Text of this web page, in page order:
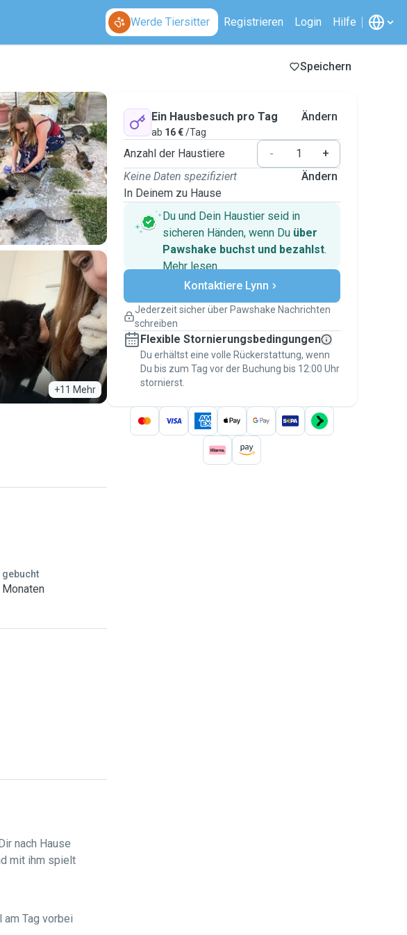
Werde Tiersitter Registrieren Login Hilfe
Speichern
+11 Mehr
gebucht
nach Hause
mit ihm spielt
Tag vorbei
Ein Hausbesuch pro Tag
ab 16 €/Tag
Ändern
Anzahl der Haustiere -
+
Keine Daten spezifiziert
In Deinem zu Hause
Ändern
Du und Dein Haustier seid in
sicheren Händen, wenn Du über
Pawshake buchst und bezahlst.
Mehr lesenSichere Zahlungen
Unterstützung, falls sich Deine
Versicherte Buchungen
Erledige alles über Pawshake – von der
ersten Nachricht bis zur Bezahlung –, um
über die Pawshake-Garantieabgesichert zu
sein
Kontaktiere Lynn
Jederzeit sicher über Pawshake Nachrichten
schreiben
Flexible Stornierungsbedingungen
Du erhältst eine volle Rückerstattung, wenn
Du bis zum Tag vor der Buchung bis 12:00 Uhr
stornierst.